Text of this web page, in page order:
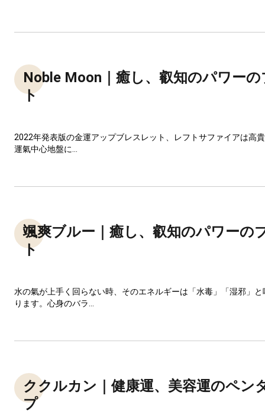
Noble Moon｜癒し、叡知のパワー
ト
2022年発表版の金運アップブレスレット、レフトサファイアは高
運氣中心地盤に...
颯爽ブルー｜癒し、叡知のパワーの
ト
水の氣が上手く回らない時、そのエネルギーは「水毒」「湿邪」
ります。心身のバラ...
ククルカン｜健康運、美容運のペン
プ